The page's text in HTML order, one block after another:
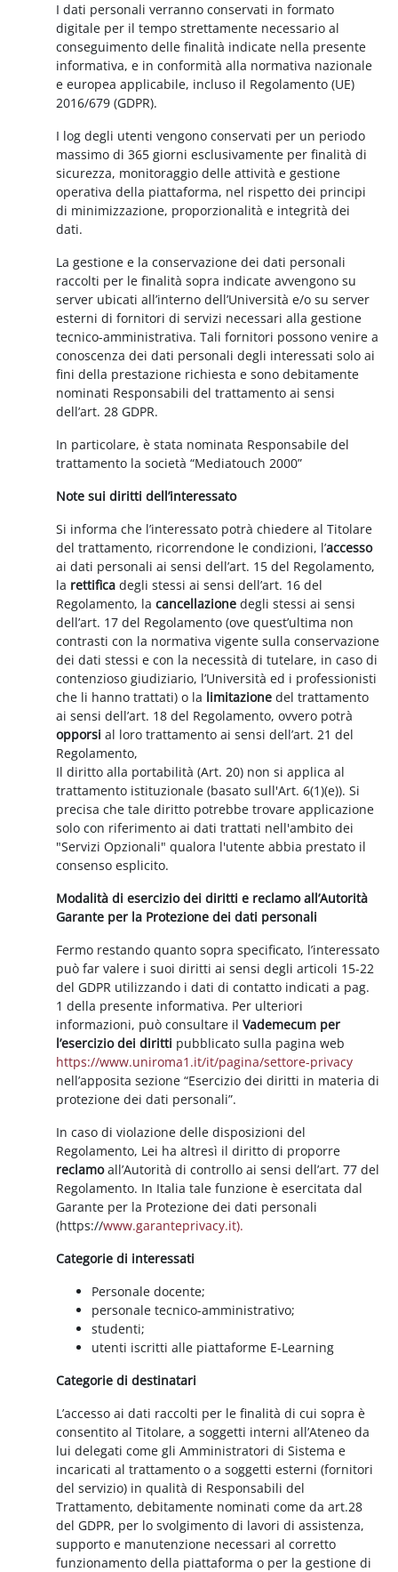
I dati personali verranno conservati in formato
digitale per il tempo strettamente necessario al
conseguimento delle finalità indicate nella presente
informativa, e in conformità alla normativa nazionale
e europea applicabile, incluso il Regolamento (UE)
2016/679 (GDPR).
I log degli utenti vengono conservati per un periodo
massimo di 365 giorni esclusivamente per finalità di
sicurezza, monitoraggio delle attività e gestione
operativa della piattaforma, nel rispetto dei principi
di minimizzazione, proporzionalità e integrità dei
dati.
La gestione e la conservazione dei dati personali
raccolti per le finalità sopra indicate avvengono su
server ubicati all’interno dell’Università e/o su server
esterni di fornitori di servizi necessari alla gestione
tecnico-amministrativa. Tali fornitori possono venire a
conoscenza dei dati personali degli interessati solo ai
fini della prestazione richiesta e sono debitamente
nominati Responsabili del trattamento ai sensi
dell’art. 28 GDPR.
In particolare, è stata nominata Responsabile del
trattamento la società “Mediatouch 2000”
Note sui diritti dell’interessato
Si informa che l’interessato potrà chiedere al Titolare
del trattamento, ricorrendone le condizioni, l’accesso
ai dati personali ai sensi dell’art. 15 del Regolamento,
la rettificadegli stessi ai sensi dell’art. 16 del
Regolamento, lacancellazione degli stessi ai sensi
dell’art. 17 del Regolamento (ove quest’ultima non
contrasti con la normativa vigente sulla conservazione
dei dati stessi e con la necessità di tutelare, in caso di
contenzioso giudiziario, l’Università ed i professionisti
che li hanno trattati) o la limitazione del trattamento
ai sensi dell’art. 18 del Regolamento, ovvero potrà
opporsi al loro trattamento ai sensi dell’art. 21 del
Regolamento,
Il diritto alla portabilità (Art. 20) non si applica al
trattamento istituzionale (basato sull'Art. 6(1)(e)). Si
precisa che tale diritto potrebbe trovare applicazione
solo con riferimento ai dati trattati nell'ambito dei
"Servizi Opzionali" qualora l'utente abbia prestato il
consenso esplicito.
Modalità di esercizio dei diritti e reclamo all’Autorità
Garante per la Protezione dei dati personali
Fermo restando quanto sopra specificato, l’interessato
può far valere i suoi diritti ai sensi degli articoli 15-22
del GDPR utilizzando i dati di contatto indicati a pag.
1 della presente informativa. Per ulteriori
informazioni, può consultare ilVademecum per
l’esercizio dei diritti pubblicato sulla pagina web
https://www.uniroma1.it/it/pagina/settore-privacy
nell’apposita sezione “Esercizio dei diritti in materia di
protezione dei dati personali”.
In caso di violazione delle disposizioni del
Regolamento, Lei ha altresì il diritto di proporre
reclamoall’Autorità di controllo ai sensi dell’art. 77 del
Regolamento. In Italia tale funzione è esercitata dal
Garante per la Protezione dei dati personali
(https://www.garanteprivacy.it).
Categorie di interessati
Personale docente;
personale tecnico-amministrativo;
studenti;
utenti iscritti alle piattaforme E-Learning
Categorie di destinatari
L’accesso ai dati raccolti per le finalità di cui sopra è
consentito al Titolare, a soggetti interni all’Ateneo da
lui delegati come gli Amministratori di Sistema e
incaricati al trattamento o a soggetti esterni (fornitori
del servizio) in qualità di Responsabili del
Trattamento, debitamente nominati come da art.28
del GDPR, per lo svolgimento di lavori di assistenza,
supporto e manutenzione necessari al corretto
funzionamento della piattaforma o per la gestione di